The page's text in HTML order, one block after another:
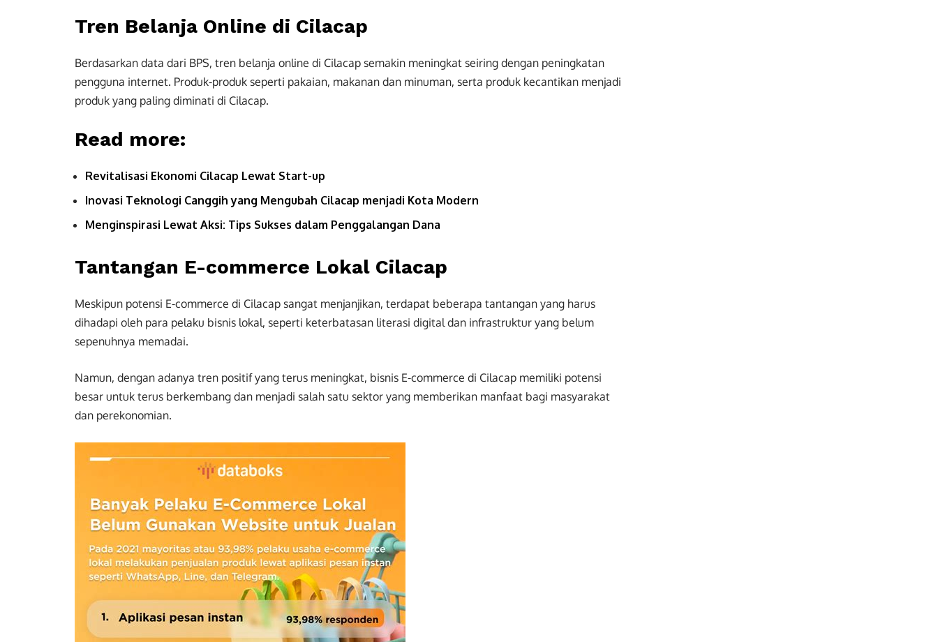
Tren Belanja Online di Cilacap
Berdasarkan data dari BPS, tren belanja online di Cilacap semakin meningkat seiring dengan peningkatan
pengguna internet. Produk-produk seperti pakaian, makanan dan minuman, serta produk kecantikan menjadi
produk yang paling diminati di Cilacap.
Read more:
Revitalisasi Ekonomi Cilacap Lewat Start-up
Inovasi Teknologi Canggih yang Mengubah Cilacap menjadi Kota Modern
Menginspirasi Lewat Aksi: Tips Sukses dalam Penggalangan Dana
Tantangan E-commerce Lokal Cilacap
Meskipun potensi E-commerce di Cilacap sangat menjanjikan, terdapat beberapa tantangan yang harus
dihadapi oleh para pelaku bisnis lokal, seperti keterbatasan literasi digital dan infrastruktur yang belum
sepenuhnya memadai.
Namun, dengan adanya tren positif yang terus meningkat, bisnis E-commerce di Cilacap memiliki potensi
besar untuk terus berkembang dan menjadi salah satu sektor yang memberikan manfaat bagi masyarakat
dan perekonomian.